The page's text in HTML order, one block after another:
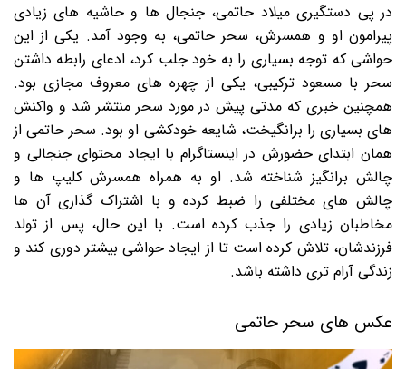
در پی دستگیری میلاد حاتمی، جنجال ها و حاشیه های زیادی
پیرامون او و همسرش، سحر حاتمی، به وجود آمد. یکی از این
حواشی که توجه بسیاری را به خود جلب کرد، ادعای رابطه داشتن
سحر با مسعود ترکیبی، یکی از چهره های معروف مجازی بود.
همچنین خبری که مدتی پیش در مورد سحر منتشر شد و واکنش
های بسیاری را برانگیخت، شایعه خودکشی او بود. سحر حاتمی از
همان ابتدای حضورش در اینستاگرام با ایجاد محتوای جنجالی و
چالش برانگیز شناخته شد. او به همراه همسرش کلیپ ها و
چالش های مختلفی را ضبط کرده و با اشتراک گذاری آن ها
مخاطبان زیادی را جذب کرده است. با این حال، پس از تولد
فرزندشان، تلاش کرده است تا از ایجاد حواشی بیشتر دوری کند و
زندگی آرام تری داشته باشد.
عکس های سحر حاتمی